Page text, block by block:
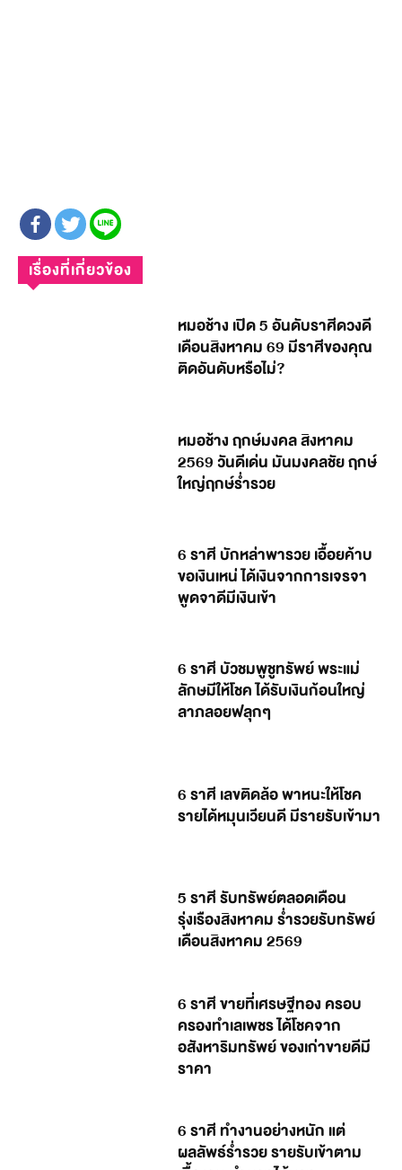
เรื่องที่เกี่ยวข้อง
หมอช้าง เปิด 5 อันดับราศีดวงดี
เดือนสิงหาคม 69 มีราศีของคุณ
ติดอันดับหรือไม่?
หมอช้าง ฤกษ์มงคล สิงหาคม
2569 วันดีเด่น มันมงคลชัย ฤกษ์
ใหญ่ฤกษ์ร่ำรวย
6 ราศี บักหล่าพารวย เอื้อยค้าบ
ขอเงินเหน่ ได้เงินจากการเจรจา
พูดจาดีมีเงินเข้า
6 ราศี บัวชมพูชูทรัพย์ พระแม่
ลักษมีให้โชค ได้รับเงินก้อนใหญ่
ลาภลอยฟลุกๆ
6 ราศี เลขติดล้อ พาหนะให้โชค
รายได้หมุนเวียนดี มีรายรับเข้ามา
5 ราศี รับทรัพย์ตลอดเดือน
รุ่งเรืองสิงหาคม ร่ำรวยรับทรัพย์
เดือนสิงหาคม 2569
6 ราศี ขายที่เศรษฐีทอง ครอบ
ครองทำเลเพชร ได้โชคจาก
อสังหาริมทรัพย์ ของเก่าขายดีมี
ราคา
6 ราศี ทำงานอย่างหนัก แต่
ผลลัพธ์ร่ำรวย รายรับเข้าตาม